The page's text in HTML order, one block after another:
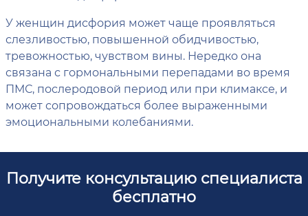
У женщин дисфория может чаще проявляться
слезливостью, повышенной обидчивостью,
тревожностью, чувством вины. Нередко она
связана с гормональными перепадами во время
ПМС, послеродовой период или при климаксе, и
может сопровождаться более выраженными
эмоциональными колебаниями.
Получите консультацию специалиста
бесплатно